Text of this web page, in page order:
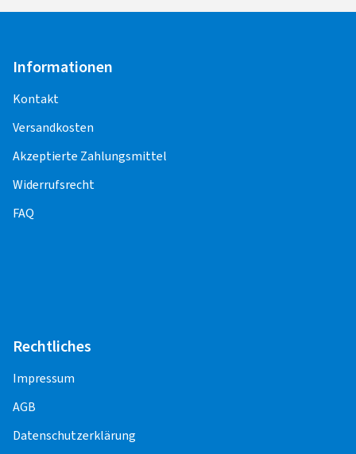
Kontrollsensoren (Sensoreinbau, -
Programmierung, -Anlernen,
Funktionskontrolle) entstehen weitere Kosten.
Für die Pflege und Korrektheit der Inhalte,
einschließlich der Preise für die
Montageleistungen, sind die Montagepartner
verantwortlich.
Stahlfelge 13" - 18"
Alufelge 15" - 18"
Informationen
Kontakt
Versandkosten
Akzeptierte Zahlungsmittel
Widerrufsrecht
FAQ
Rechtliches
Impressum
AGB
Datenschutzerklärung